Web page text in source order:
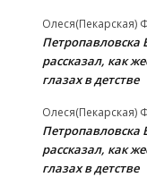
Олеся(Пекарская)
рассказал, как
глазах в детстве
Олеся(Пекарская)
рассказал, как
глазах в детстве